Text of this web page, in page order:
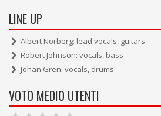
LINE UP
Albert Norberg: lead vocals, guitars
Robert Johnson: vocals, bass
Johan Gren: vocals, drums
VOTO MEDIO UTENTI